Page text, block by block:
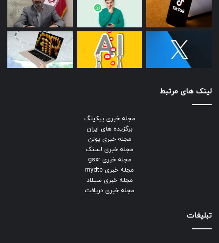
لینک های مرتبط
مجله خبری بیکینگ
برگزیده های ایران
مجله خبری یولن
مجله خبری لستک
مجله خبری gsxr
مجله خبری mydtc
مجله خبری سیلاد
مجله خبری دریافت
تبلیغات